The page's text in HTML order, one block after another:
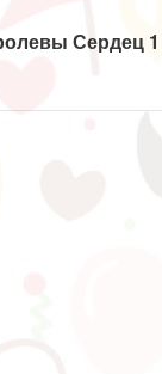
Сердец 1